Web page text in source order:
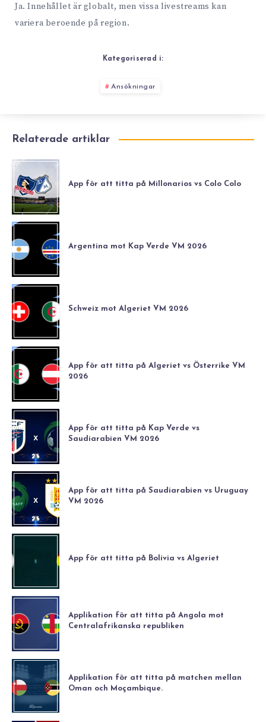
Ja. Innehållet är globalt, men vissa livestreams kan
variera beroende på region.
Kategoriserad i:
Ansökningar
Relaterade artiklar
App för att titta på Millonarios vs Colo Colo
Argentina mot Kap Verde VM 2026
Schweiz mot Algeriet VM 2026
App för att titta på Algeriet vs Österrike VM
2026
App för att titta på Kap Verde vs
Saudiarabien VM 2026
App för att titta på Saudiarabien vs Uruguay
VM 2026
App för att titta på Bolivia vs Algeriet
Applikation för att titta på Angola mot
Centralafrikanska republiken
Applikation för att titta på matchen mellan
Oman och Moçambique.